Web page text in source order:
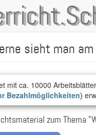
sieht man am
mit ca. 10000
Bezahlmöglichkeiten)
zum Thema